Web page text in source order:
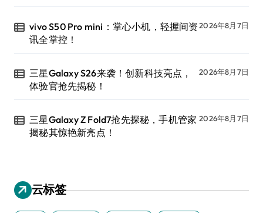
vivo S50 Pro mini：掌心小机，轻握间资
讯全掌控！
2026年8月7日
三星Galaxy S26来袭！创新科技亮点，
体验官抢先揭秘！
2026年8月7日
三星Galaxy Z Fold7抢先探秘，手机管家
揭秘其惊艳新亮点！
2026年8月7日
云标签